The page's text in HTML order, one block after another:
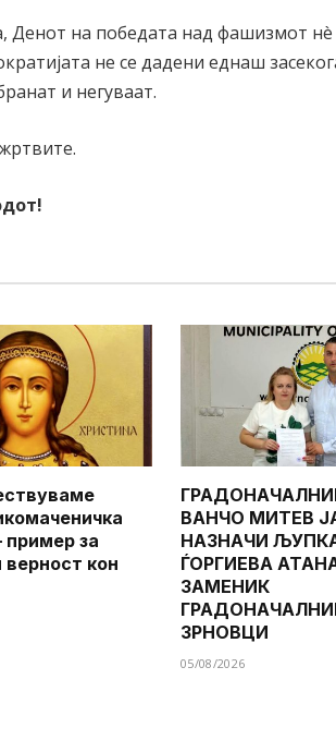
Денот на победата над фашизмот нè
не се дадени еднаш
и негуваат.
пример за
верност кон
ВАНЧО МИТЕВ
НАЗНАЧИ
ЃОРГИЕВА
ЗАМЕНИК
ЗРНОВЦИ
05/08/2026